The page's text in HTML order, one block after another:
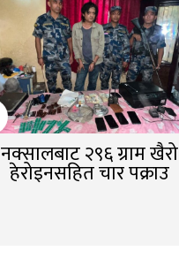
नक्सालबाट २९६ ग्राम खैरो
हेरोइनसहित चार पक्राउ